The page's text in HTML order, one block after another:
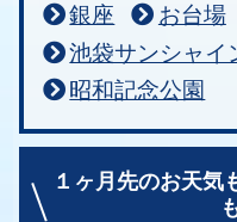
銀座
お台場
池袋サンシャイ
昭和記念公園
１ヶ月先のお天気